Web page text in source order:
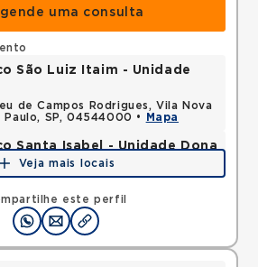
uma consulta
este perfil
São Luiz Itaim - Unidade
de Campos Rodrigues, Vila Nova
Paulo, SP, 04544000 •
Mapa
Santa Isabel - Unidade Dona
Vila Buarque, Sao Paulo, SP,
Veja mais locais